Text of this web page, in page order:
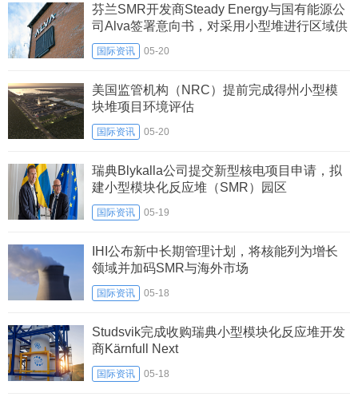
芬兰SMR开发商Steady Energy与国有能源公
司Alva签署意向书，对采用小型堆进行区域供
热开展可行性研究
国际资讯 05-20
美国监管机构（NRC）提前完成得州小型模
块堆项目环境评估
国际资讯 05-20
瑞典Blykalla公司提交新型核电项目申请，拟
建小型模块化反应堆（SMR）园区
国际资讯 05-19
IHI公布新中长期管理计划，将核能列为增长
领域并加码SMR与海外市场
国际资讯 05-18
Studsvik完成收购瑞典小型模块化反应堆开发
商Kärnfull Next
国际资讯 05-18